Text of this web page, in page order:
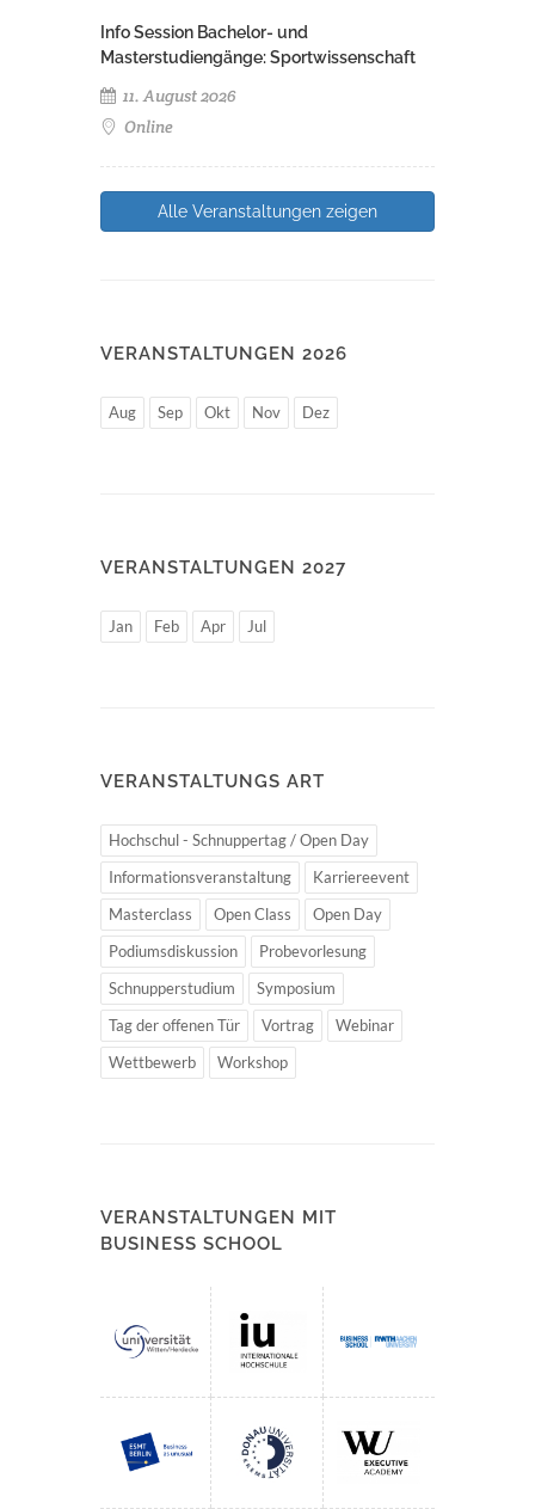
Info Session Bachelor- und
Masterstudiengänge: Sportwissenschaft
11. August 2026
Online
Alle Veranstaltungen zeigen
VERANSTALTUNGEN 2026
Aug Sep Okt Nov Dez
VERANSTALTUNGEN 2027
Jan Feb Apr Jul
VERANSTALTUNGS ART
Hochschul - Schnuppertag / Open Day
Informationsveranstaltung
Karriereevent
Masterclass
Open Class
Open Day
Podiumsdiskussion
Probevorlesung
Schnupperstudium
Symposium
Tag der offenen Tür
Vortrag
Webinar
Wettbewerb
Workshop
VERANSTALTUNGEN MIT
BUSINESS SCHOOL